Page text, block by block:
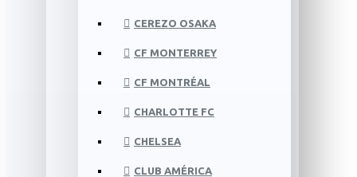
CEREZO OSAKA
CF MONTERREY
CF MONTRÉAL
CHARLOTTE FC
CHELSEA
CLUB AMÉRICA